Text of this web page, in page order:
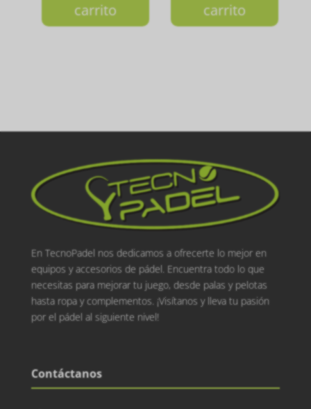
carrito
carrito
En TecnoPadel nos dedicamos a ofrecerte lo mejor en
equipos y accesorios de pádel. Encuentra todo lo que
necesitas para mejorar tu juego, desde palas y pelotas
hasta ropa y complementos. ¡Visítanos y lleva tu pasión
por el pádel al siguiente nivel!
Contáctanos